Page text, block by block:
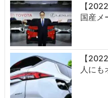
【
国産メ
【
人にも